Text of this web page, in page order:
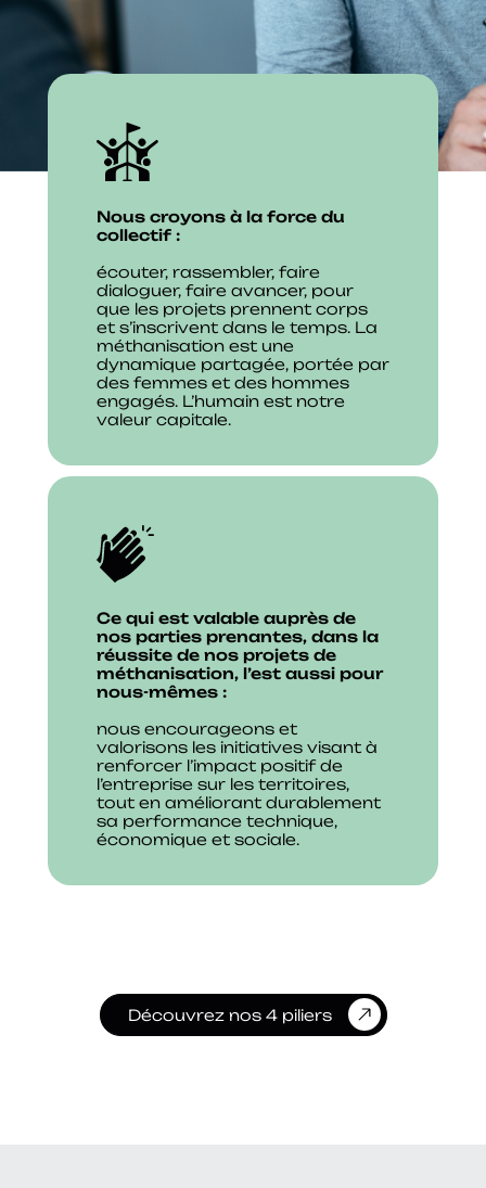
Nous croyons à la force du
collectif :
écouter, rassembler, faire
dialoguer, faire avancer, pour
que les projets prennent corps
et s’inscrivent dans le temps. La
méthanisation est une
dynamique partagée, portée par
des femmes et des hommes
engagés. L’humain est notre
valeur capitale.
Ce qui est valable auprès de
nos parties prenantes, dans la
réussite de nos projets de
méthanisation, l’est aussi pour
nous-mêmes :
nous encourageons et
valorisons les initiatives visant à
renforcer l’impact positif de
l’entreprise sur les territoires,
tout en améliorant durablement
sa performance technique,
économique et sociale.
Découvrez nos 4 piliers